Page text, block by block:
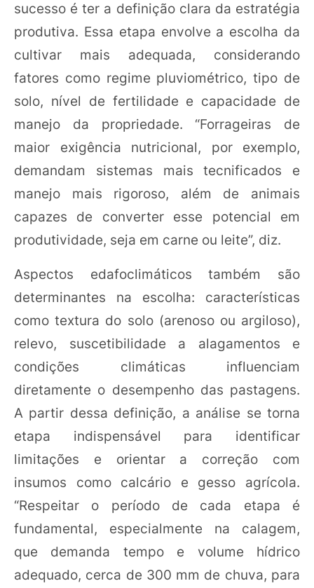
sucesso é ter a definição clara da estratégia
produtiva. Essa etapa envolve a escolha da
cultivar mais adequada, considerando
fatores como regime pluviométrico, tipo de
solo, nível de fertilidade e capacidade de
manejo da propriedade. “Forrageiras de
maior exigência nutricional, por exemplo,
demandam sistemas mais tecnificados e
manejo mais rigoroso, além de animais
capazes de converter esse potencial em
produtividade, seja em carne ou leite”, diz.
Aspectos edafoclimáticos também são
determinantes na escolha: características
como textura do solo (arenoso ou argiloso),
relevo, suscetibilidade a alagamentos e
condições climáticas influenciam
diretamente o desempenho das pastagens.
A partir dessa definição, a análise se torna
etapa indispensável para identificar
limitações e orientar a correção com
insumos como calcário e gesso agrícola.
“Respeitar o período de cada etapa é
fundamental, especialmente na calagem,
que demanda tempo e volume hídrico
adequado, cerca de 300 mm de chuva, para